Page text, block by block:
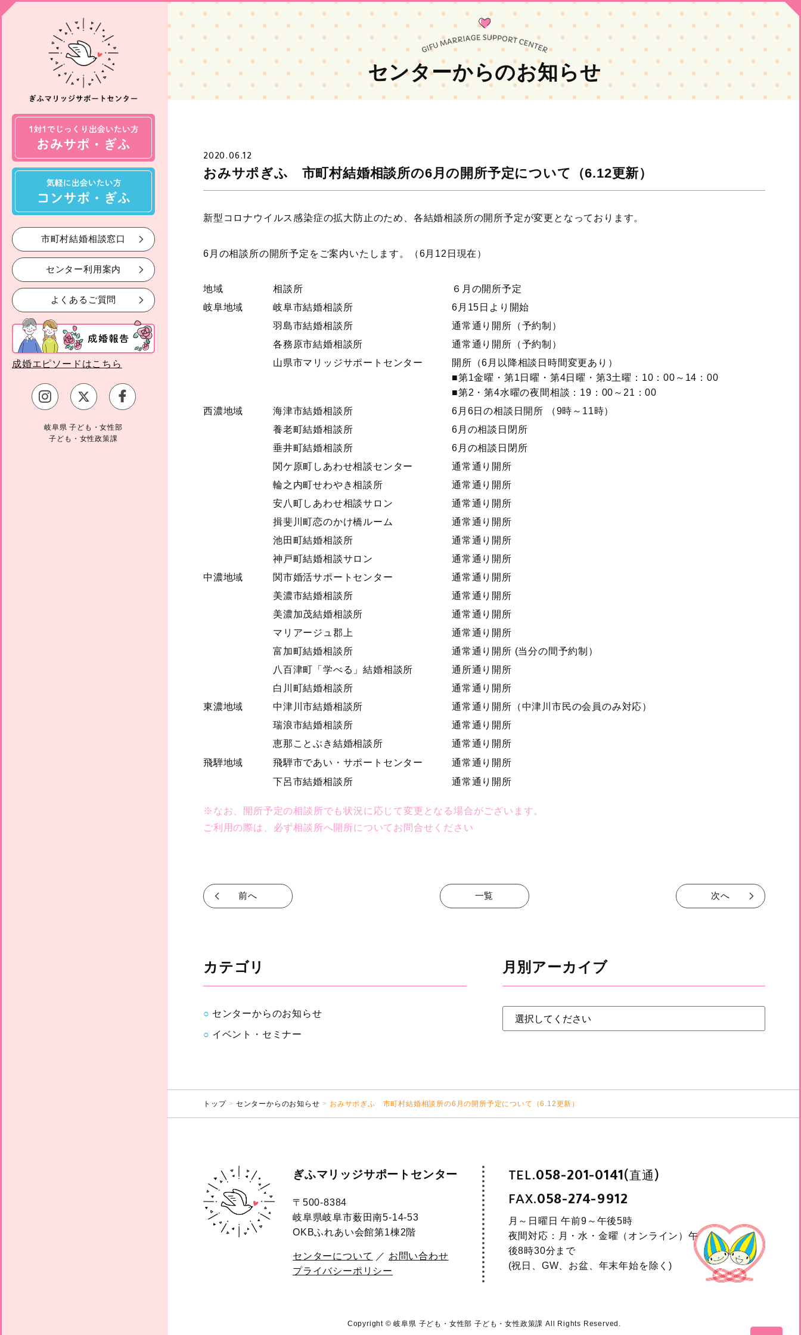
市町村結婚相談窓口
センター利用案内
よくあるご質問
成婚エピソードはこちら
岐阜県 子ども・女性部
子ども・女性政策課
センターからのお知らせ
2020.06.12
おみサポぎふ 市町村結婚相談所の6月の開所予定について（6.12更新）
新型コロナウイルス感染症の拡大防止のため、各結婚相談所の開所予定が変更となっております。
6月の相談所の開所予定をご案内いたします。（6月12日現在）
地域 相談所
６月の開所予定
岐阜地域
岐阜市結婚相談所
6月15日より開始
羽島市結婚相談所
通常通り開所（予約制）
各務原市結婚相談所
通常通り開所（予約制）
山県市マリッジサポートセンター
開所（6月以降相談日時間変更あり）
■第1金曜・第1日曜・第4日曜・第3土曜：10：00～14：00
■第2・第4水曜の夜間相談：19：00～21：00
西濃地域
海津市結婚相談所
6月6日の相談日開所 （9時～11時）
養老町結婚相談所
6月の相談日閉所
垂井町結婚相談所
6月の相談日閉所
関ケ原町しあわせ相談センター
通常通り開所
輪之内町せわやき相談所
通常通り開所
安八町しあわせ相談サロン
通常通り開所
揖斐川町恋のかけ橋ルーム
通常通り開所
池田町結婚相談所
通常通り開所
神戸町結婚相談サロン
通常通り開所
中濃地域
関市婚活サポートセンター
通常通り開所
美濃市結婚相談所
通常通り開所
美濃加茂結婚相談所
通常通り開所
マリアージュ郡上
通常通り開所
富加町結婚相談所
通常通り開所 (当分の間予約制）
八百津町「学べる」結婚相談所
通所通り開所
白川町結婚相談所
通常通り開所
東濃地域
中津川市結婚相談所
通常通り開所（中津川市民の会員のみ対応）
瑞浪市結婚相談所
通常通り開所
恵那ことぶき結婚相談所
通常通り開所
飛騨地域
飛騨市であい・サポートセンター
通常通り開所
下呂市結婚相談所
通常通り開所
※なお、開所予定の相談所でも状況に応じて変更となる場合がございます。
ご利用の際は、必ず相談所へ開所についてお問合せください
前へ 一覧 次へ
カテゴリ
センターからのお知らせ
イベント・セミナー
月別アーカイブ
トップ センターからのお知らせ おみサポぎふ 市町村結婚相談所の6月の開所予定について（6.12更新）
ぎふマリッジサポートセンター
〒500-8384
岐阜県岐阜市薮田南5-14-53
OKBふれあい会館第1棟2階
センターについて ／ お問い合わせ
プライバシーポリシー
TEL.058-201-0141(直通)
FAX.058-274-9912
月～日曜日 午前9～午後5時
夜間対応：月・水・金曜（オンライン）午
後8時30分まで
(祝日、GW、お盆、年末年始を除く)
Copyright © 岐阜県 子ども・女性部子ども・女性政策課 All Rights Reserved.